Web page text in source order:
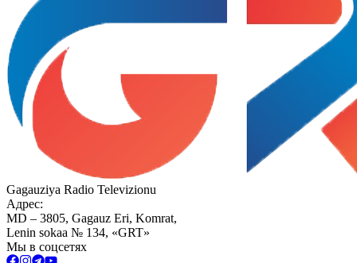
Gagauziya Radio Televizionu
Адрес:
MD – 3805, Gagauz Eri, Komrat,
Lenin sokaa № 134, «GRT»
Мы в соцсетях